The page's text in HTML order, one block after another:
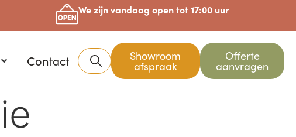
We zijn vandaag open tot 17:00 uur
Contact Showroom
afspraak
Offerte
aanvragen